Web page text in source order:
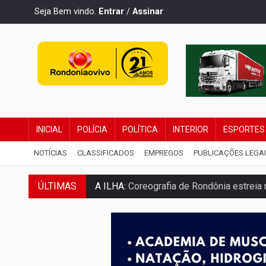
Seja Bem vindo. Entrar / Assinar
INICIAL POLÍCIA POLÍTICA INTERIOR ESPORTES
NOTÍCIAS CLASSIFICADOS EMPREGOS PUBLICAÇÕES
ÚLTIMAS A ILHA: Coreografia de Rondônia
ELEIÇÕES 2026:Sgt. Mouza esclarece
JUDICIÁRIO: Sinjur parabeniza
Publicação Legal:AVISO DE